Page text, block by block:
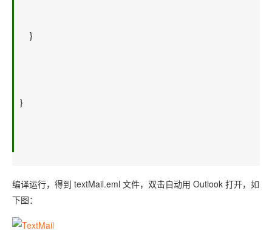
}
}
编译运行，得到 textMail.eml 文件，双击自动用 Outlook 打开，如
下图：